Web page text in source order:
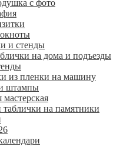
с фото
и стенды
на дома и подъезды
из пленки на машину
штампы
мастерская
на памятники